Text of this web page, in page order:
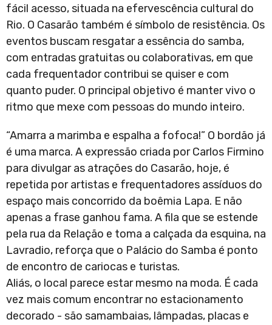
fácil acesso, situada na efervescência cultural do
Rio. O Casarão também é símbolo de resistência. Os
eventos buscam resgatar a essência do samba,
com entradas gratuitas ou colaborativas, em que
cada frequentador contribui se quiser e com
quanto puder. O principal objetivo é manter vivo o
ritmo que mexe com pessoas do mundo inteiro.
“Amarra a marimba e espalha a fofoca!” O bordão já
é uma marca. A expressão criada por Carlos Firmino
para divulgar as atrações do Casarão, hoje, é
repetida por artistas e frequentadores assíduos do
espaço mais concorrido da boêmia Lapa. E não
apenas a frase ganhou fama. A fila que se estende
pela rua da Relação e toma a calçada da esquina, na
Lavradio, reforça que o Palácio do Samba é ponto
de encontro de cariocas e turistas.
Aliás, o local parece estar mesmo na moda. É cada
vez mais comum encontrar no estacionamento
decorado - são samambaias, lâmpadas, placas e